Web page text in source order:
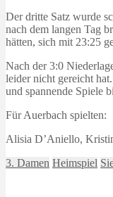
Der dritte Satz wurde
nach dem langen Tag
hätten, sich mit 23:25
Nach der 3:0
leider nicht gereicht
und spannende Spiele
Für Auerbach spielten:
Alisia D’Aniello,
3. Damen Heimspiel